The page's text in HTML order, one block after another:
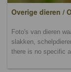
Overige dieren /
Foto's van dieren
slakken,
there is no specific